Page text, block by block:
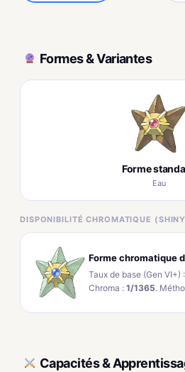
Formes & Variantes
Forme
Eau
DISPONIBILITÉ CHROMATIQUE
Forme chromatique
Taux de base (Gen VI+) :
Chroma : 1/1365.
Capacités &